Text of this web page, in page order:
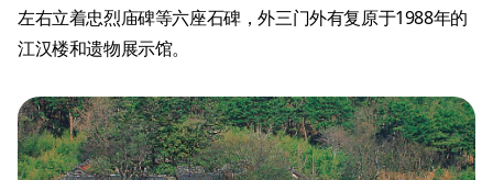
左右立着忠烈庙碑等六座石碑，外三门外有复原于1988年的
江汉楼和遗物展示馆。